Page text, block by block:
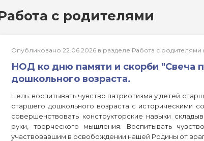
с родителями
Опубликовано 22.06.2026 в разделе Работа с
НОД ко дню памяти и скорби "Свеча
дошкольного возраста.
Цель: воспитывать чувство патриотизма у детей
старшего дошкольного возраста с историческими
совершенствовать конструкторские навыки
руки, творческого мышления. Воспитывать
участвовавшим в освобождении нашей Родины от